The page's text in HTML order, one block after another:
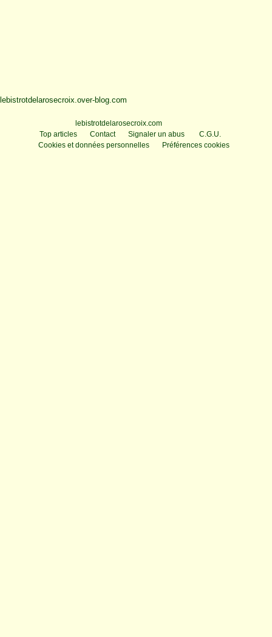
lebistrotdelarosecroix.over-blog.com
lebistrotdelarosecroix.com
Top articles
Contact Signaler un abus
C.G.U.
Cookies et données personnelles
Préférences cookies